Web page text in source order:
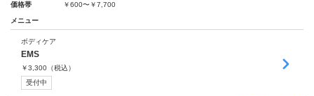
価格帯
￥600〜￥7,700
メニュー
ボディケア
EMS
￥3,300 （税込）
受付中